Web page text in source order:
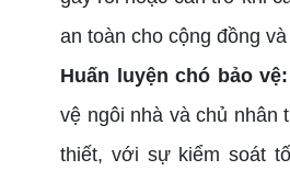
an toàn cho cộng đồng
Huấn luyện chó bảo vệ:
vệ ngôi nhà và chủ nhân
thiết, với sự kiểm soát